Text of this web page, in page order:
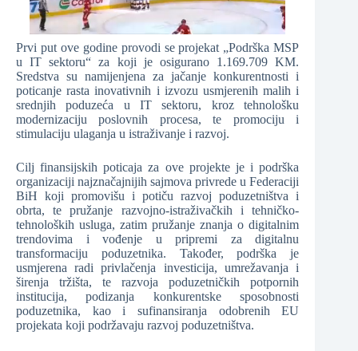
Prvi put ove godine provodi se projekat „Podrška MSP
u IT sektoru“ za koji je osigurano 1.169.709 KM.
Sredstva su namijenjena za jačanje konkurentnosti i
poticanje rasta inovativnih i izvozu usmjerenih malih i
srednjih poduzeća u IT sektoru, kroz tehnološku
modernizaciju poslovnih procesa, te promociju i
stimulaciju ulaganja u istraživanje i razvoj.
Cilj finansijskih poticaja za ove projekte je i podrška
organizaciji najznačajnijih sajmova privrede u Federaciji
BiH koji promovišu i potiču razvoj poduzetništva i
obrta, te pružanje razvojno-istraživačkih i tehničko-
tehnoloških usluga, zatim pružanje znanja o digitalnim
trendovima i vođenje u pripremi za digitalnu
transformaciju poduzetnika. Također, podrška je
usmjerena radi privlačenja investicija, umrežavanja i
širenja tržišta, te razvoja poduzetničkih potpornih
institucija, podizanja konkurentske sposobnosti
poduzetnika, kao i sufinansiranja odobrenih EU
projekata koji podržavaju razvoj poduzetništva.